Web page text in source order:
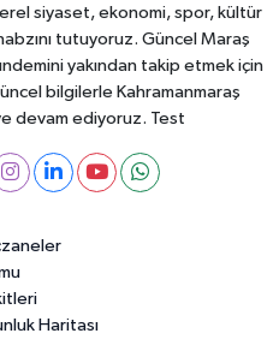
siyaset, ekonomi, spor, kültür
tutuyoruz. Güncel Maraş
yakından takip etmek için
bilgilerle Kahramanmaraş
devam ediyoruz. Test
Haritası